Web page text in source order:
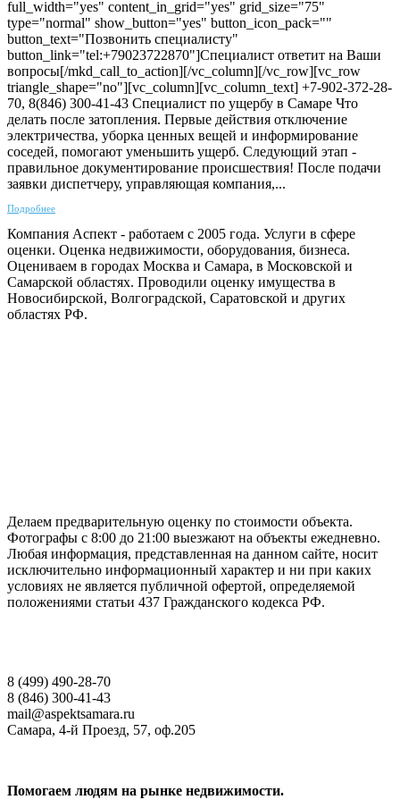
full_width="yes" content_in_grid="yes" grid_size="75"
type="normal" show_button="yes" button_icon_pack=""
button_text="Позвонить специалисту"
button_link="tel:+79023722870"]Специалист ответит на Ваши
вопросы[/mkd_call_to_action][/vc_column][/vc_row][vc_row
triangle_shape="no"][vc_column][vc_column_text] +7-902-372-28-
70, 8(846) 300-41-43 Специалист по ущербу в Самаре Что
делать после затопления. Первые действия отключение
электричества, уборка ценных вещей и информирование
соседей, помогают уменьшить ущерб. Следующий этап -
правильное документирование происшествия! После подачи
заявки диспетчеру, управляющая компания,...
Подробнее
Компания Аспект - работаем с 2005 года. Услуги в сфере
оценки. Оценка недвижимости, оборудования, бизнеса.
Оцениваем в городах Москва и Самара, в Московской и
Самарской областях. Проводили оценку имущества в
Новосибирской, Волгоградской, Саратовской и других
областях РФ.
Делаем предварительную оценку по стоимости объекта.
Фотографы с 8:00 до 21:00 выезжают на объекты ежедневно.
Любая информация, представленная на данном сайте, носит
исключительно информационный характер и ни при каких
условиях не является публичной офертой, определяемой
положениями статьи 437 Гражданского кодекса РФ.
8 (499) 490-28-70
8 (846) 300-41-43
mail@aspektsamara.ru
Самара, 4-й Проезд, 57, оф.205
Помогаем людям на рынке недвижимости.